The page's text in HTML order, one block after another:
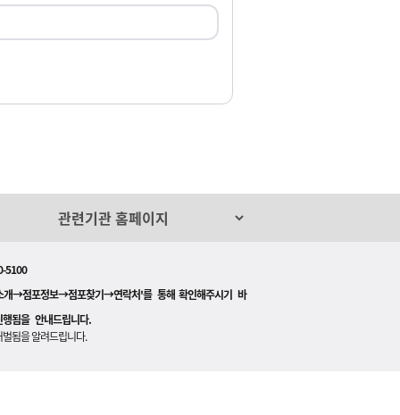
5100
개→점포정보→점포찾기→연락처'를 통해 확인해주시기 바
됨을 안내드립니다.
됨을 알려드립니다.